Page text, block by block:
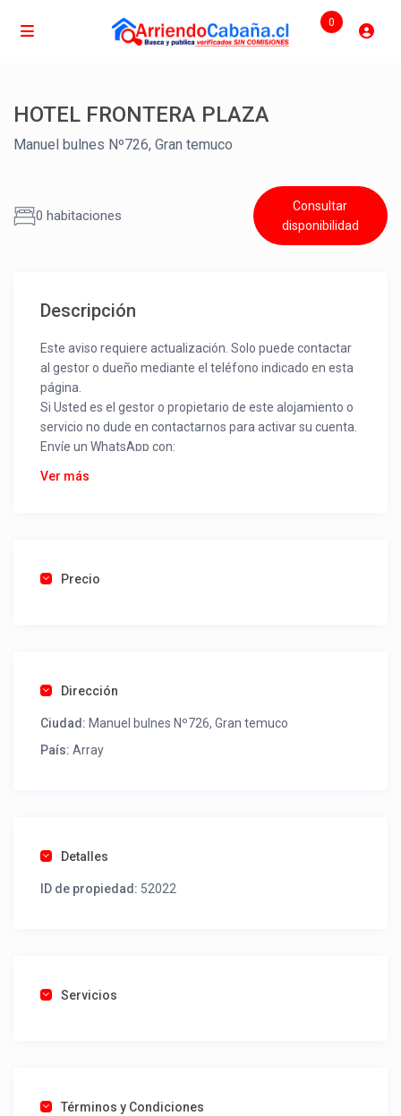
0
HOTEL FRONTERA PLAZA
Manuel bulnes Nº726, Gran temuco
0 habitaciones
Consultar
disponibilidad
Descripción
Este aviso requiere actualización. Solo puede contactar
al gestor o dueño mediante el teléfono indicado en esta
página.
Si Usted es el gestor o propietario de este alojamiento o
servicio no dude en contactarnos para activar su cuenta.
Envíe un WhatsApp con:
Nombre alojamiento o servicio
Una foto de cuenta de luz o agua o gas que acredite
como un profesional sin COMISIONES ni ESTAFAS.
Tel contacto propiedad:(56) 45 5 200400
Ver más
Precio
Dirección
Ciudad: Manuel bulnes Nº726, Gran temuco
País: Array
Detalles
ID de propiedad: 52022
Servicios
Términos y Condiciones